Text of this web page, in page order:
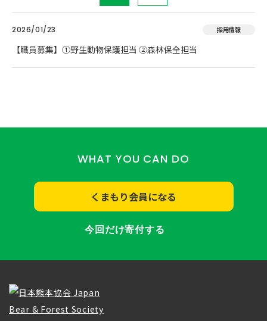
2026/01/23 採用情報
【職員募集】①野生動物保護担当 ②森林保全担当
WHAT YOU CAN DO
くまもり会員になる
今回だけ寄付する